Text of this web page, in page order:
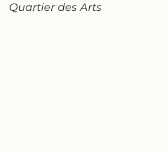
Quartier des Arts